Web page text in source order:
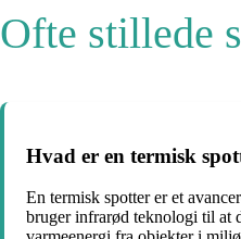
Ofte stillede
Hvad er en termisk
En termisk spotter er et
bruger infrarød teknologi til at